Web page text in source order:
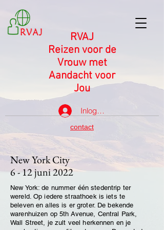
RVAJ
Reizen voor de
Vrouw met
Aandacht voor
Jou
contact
Inloggen
New York City
6 - 12 juni 2022
New York: de nummer één stedentrip ter
wereld. Op iedere straathoek is iets te
beleven en alles is er groter. De bekende
warenhuizen op 5th Avenue, Central Park,
Wall Street, je zult veel herkennen en je